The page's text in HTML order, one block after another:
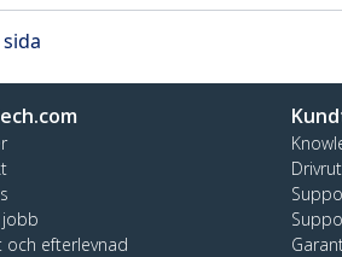
jobb
och efterlevnad